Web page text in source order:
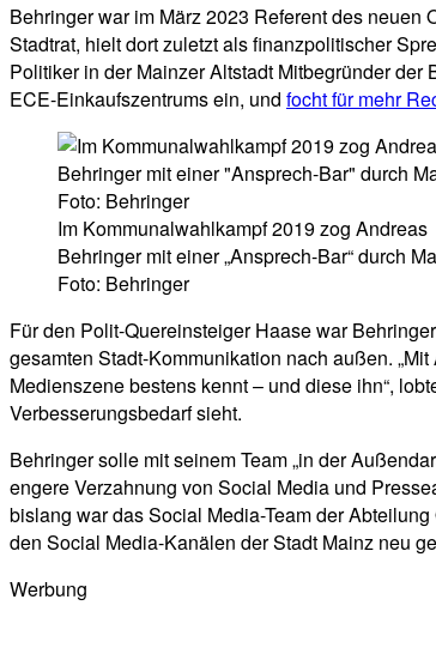
Behringer war im März 2023 Referent des
Stadtrat, hielt dort zuletzt als finanzpolitischer
Politiker in der Mainzer Altstadt Mitbegründer
ECE-Einkaufszentrums ein, und focht für mehr
Im Kommunalwahlkampf 2019 zog Andreas
Behringer mit einer „Ansprech-Bar“ durch
Foto: Behringer
Für den Polit-Quereinsteiger Haase war
gesamten Stadt-Kommunikation nach außen.
Medienszene bestens kennt – und diese ihn“,
Verbesserungsbedarf sieht.
Behringer solle mit seinem Team „in der
engere Verzahnung von Social Media und
bislang war das Social Media-Team der
den Social Media-Kanälen der Stadt Mainz neu
Werbung